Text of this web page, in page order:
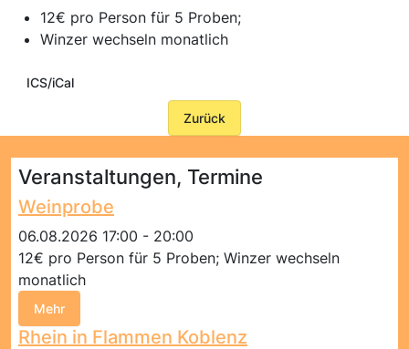
12€ pro Person für 5 Proben;
Winzer wechseln monatlich
ICS/iCal
Zurück
Veranstaltungen, Termine
Weinprobe
06.08.2026 17:00 - 20:00
12€ pro Person für 5 Proben; Winzer wechseln
monatlich
Mehr
Rhein in Flammen Koblenz